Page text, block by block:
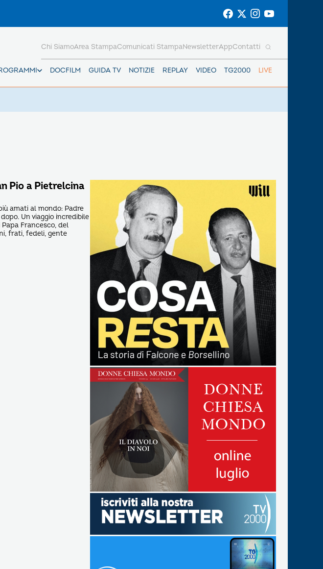
DOCFILM GUIDA TV NOTIZIE REPLAY VIDEO TG2000 LIVE
Chi SiamoArea StampaComunicati StampaNewsletterAppContatti
Pio a Pietrelcina
amati al mondo: Padre
Un viaggio incredibile
Francesco, del
frati, fedeli, gente